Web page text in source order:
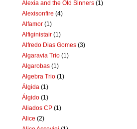
Alexia and the Old Sinners (1)
Alexisonfire (4)
Alfamor (1)
Alfiginistair (1)
Alfredo Dias Gomes (3)
Algaravia Trio (1)
Algarobas (1)
Algebra Trio (1)
Álgida (1)
Álgido (1)
Aliados CP (1)
Alice (2)